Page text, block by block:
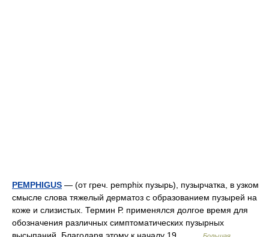
PEMPHIGUS — (от греч. pemphix пузырь), пузырчатка, в узком
смысле слова тяжелый дерматоз с образованием пузырей на
коже и слизистых. Термин Р. применялся долгое время для
обозначения различных симптоматических пузырных